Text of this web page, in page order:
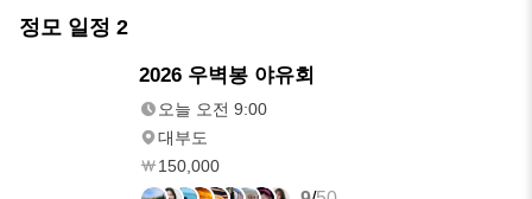
정모 일정 2
2026 우벽봉 야유회
오늘 오전 9:00
대부도
150,000